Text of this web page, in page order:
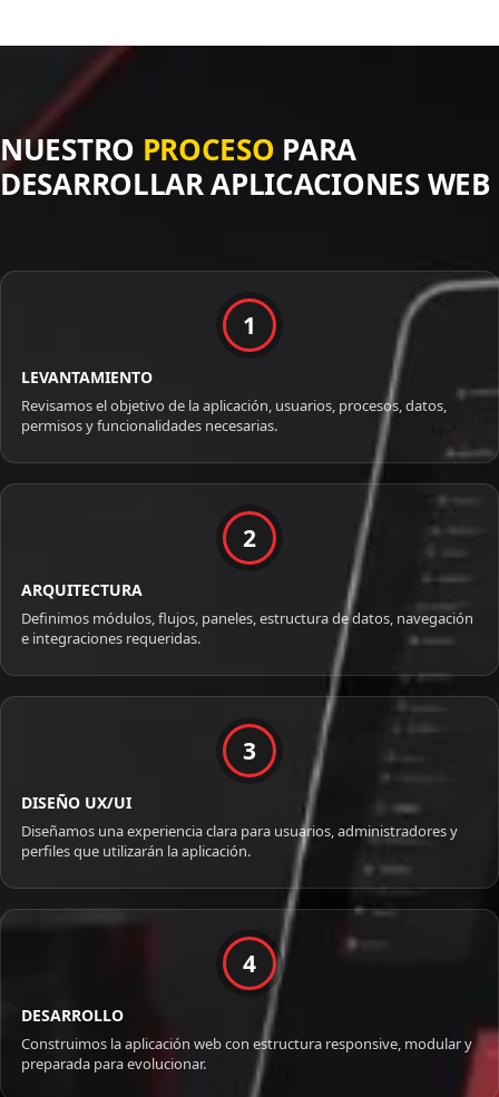
NUESTRO PROCESO PARA
DESARROLLAR APLICACIONES WEB
1
LEVANTAMIENTO
Revisamos el objetivo de la aplicación, usuarios, procesos, datos,
permisos y funcionalidades necesarias.
2
ARQUITECTURA
Definimos módulos, flujos, paneles, estructura de datos, navegación
e integraciones requeridas.
3
DISEÑO UX/UI
Diseñamos una experiencia clara para usuarios, administradores y
perfiles que utilizarán la aplicación.
4
DESARROLLO
Construimos la aplicación web con estructura responsive, modular y
preparada para evolucionar.